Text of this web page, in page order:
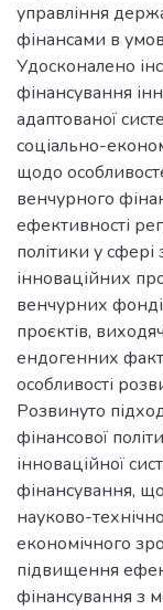
управління
фінансами в
Удосконалено
фінансування
адаптованої
соціально-
щодо
венчурного
ефективності
політики у
інноваційних
венчурних
проєктів,
ендогенних
особливості
Розвинуто
фінансової
інноваційної
фінансування,
науково-
економічного
підвищення
фінансування з